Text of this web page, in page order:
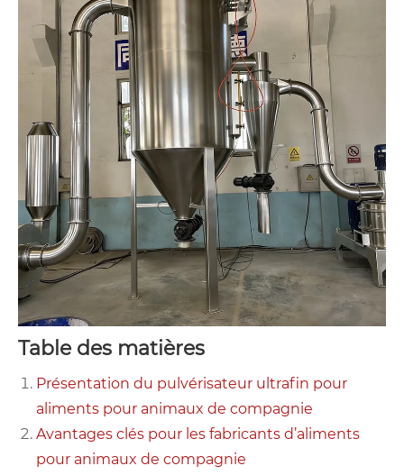
Table des matières
Présentation du pulvérisateur ultrafin pour
aliments pour animaux de compagnie
Avantages clés pour les fabricants d’aliments
pour animaux de compagnie